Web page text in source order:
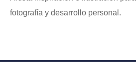
fotografía y desarrollo personal.